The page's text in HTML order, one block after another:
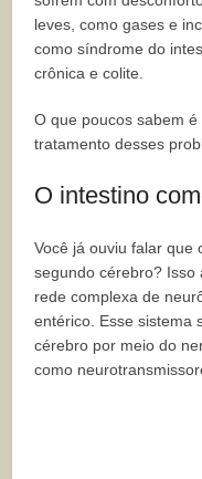
leves, como gases e
como síndrome do
crônica e colite.
O que poucos sabem
tratamento desses
O intestino
Você já ouviu falar que
segundo cérebro? Isso
rede complexa de
entérico. Esse sistema
cérebro por meio do
como